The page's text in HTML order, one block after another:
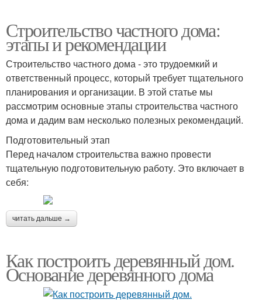
Строительство частного дома:
этапы и рекомендации
Строительство частного дома - это трудоемкий и
ответственный процесс, который требует тщательного
планирования и организации. В этой статье мы
рассмотрим основные этапы строительства частного
дома и дадим вам несколько полезных рекомендаций.
Подготовительный этап
Перед началом строительства важно провести
тщательную подготовительную работу. Это включает в
себя:
читать дальше →
Как построить деревянный дом.
Основание деревянного дома